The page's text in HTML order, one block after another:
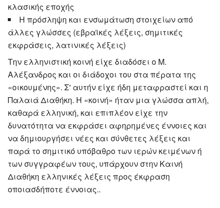
κλασικής εποχής
Η πρόσληψη και ενσωμάτωση στοιχείων από
άλλες γλώσσες (εβραϊκές λέξεις, σημιτικές
εκφράσεις, λατινικές λέξεις)
Την ελληνιστική κοινή είχε διαδόσει ο Μ.
Αλέξανδρος και οι διάδοχοι του στα πέρατα της
«οικουμένης». Σ' αυτήν είχε ήδη μεταφραστεί και η
Παλαιά Διαθήκη. Η «κοινή» ήταν μια γλώσσα απλή,
καθαρά ελληνική, και επιπλέον είχε την
δυνατότητα να εκφράσει αφηρημένες έννοιες και
να δημιουργήσει νέες και σύνθετες λέξεις και
παρά το σημιτικό υπόβαθρο των ιερών κειμένων ή
των συγγραφέων τους, υπάρχουν στην Καινή
Διαθήκη ελληνικές λέξεις προς έκφραση
οποιασδήποτε έννοιας..